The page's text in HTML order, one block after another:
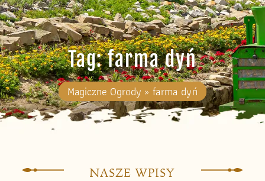
Tag: farma dyń
Magiczne Ogrody » farma dyń
NASZE WPISY